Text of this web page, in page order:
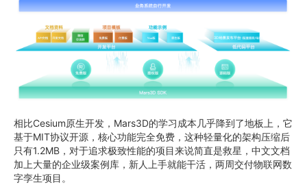
相比Cesium原生开发，Mars3D的学习成本几乎降到了地板上，它
基于MIT协议开源，核心功能完全免费，这种轻量化的架构压缩后
只有1.2MB，对于追求极致性能的项目来说简直是救星，中文文档
加上大量的企业级案例库，新人上手就能干活，两周交付物联网数
字孪生项目。